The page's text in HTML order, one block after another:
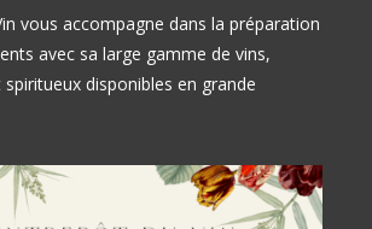
vous accompagne dans la préparation
avec sa large gamme de vins,
disponibles en grande